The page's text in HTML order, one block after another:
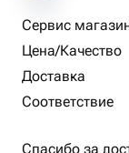
Сервис
Цена/Качество
Доставка
Соответствие
Спасибо за